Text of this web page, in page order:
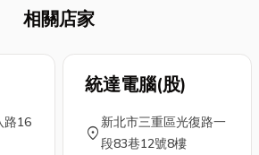
相關店家
路16
統達電腦(股)
location_on
新北市三重區光復路一
段83巷12號8樓